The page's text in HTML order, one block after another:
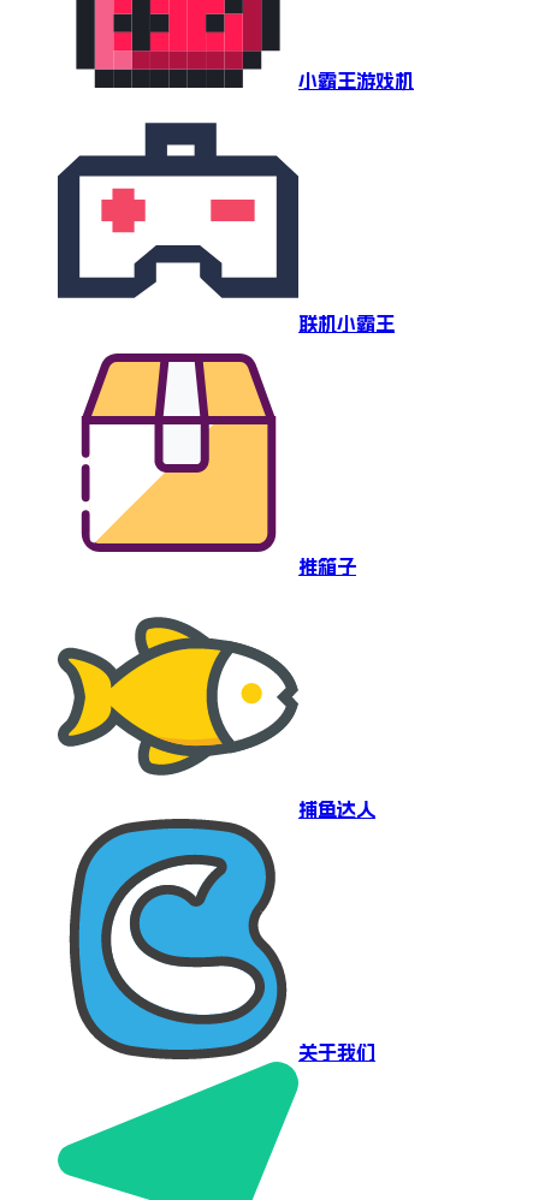
小霸王游戏机
联机小霸王
推箱子
捕鱼达人
关于我们